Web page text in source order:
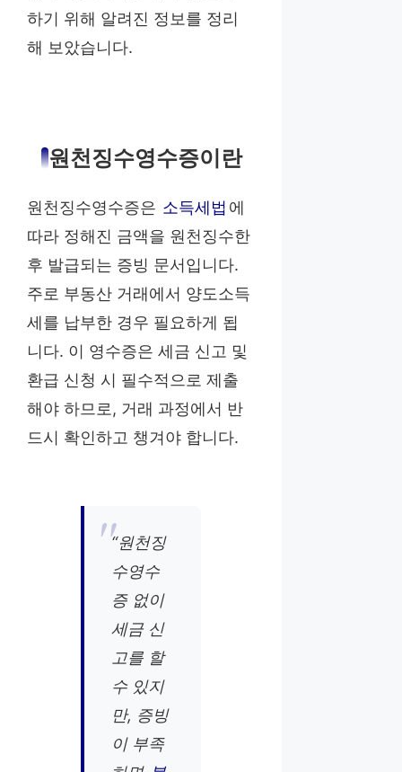
하기 위해 알려진 정보를 정리
해 보았습니다.
원천징수영수증이란
원천징수영수증은 소득세법 에
따라 정해진 금액을 원천징수한
후 발급되는 증빙 문서입니다.
주로 부동산 거래에서 양도소득
세를 납부한 경우 필요하게 됩
니다. 이 영수증은 세금 신고 및
환급 신청 시 필수적으로 제출
해야 하므로, 거래 과정에서 반
드시 확인하고 챙겨야 합니다.
“원천징
수영수
증 없이
세금 신
고를 할
수 있지
만, 증빙
이 부족